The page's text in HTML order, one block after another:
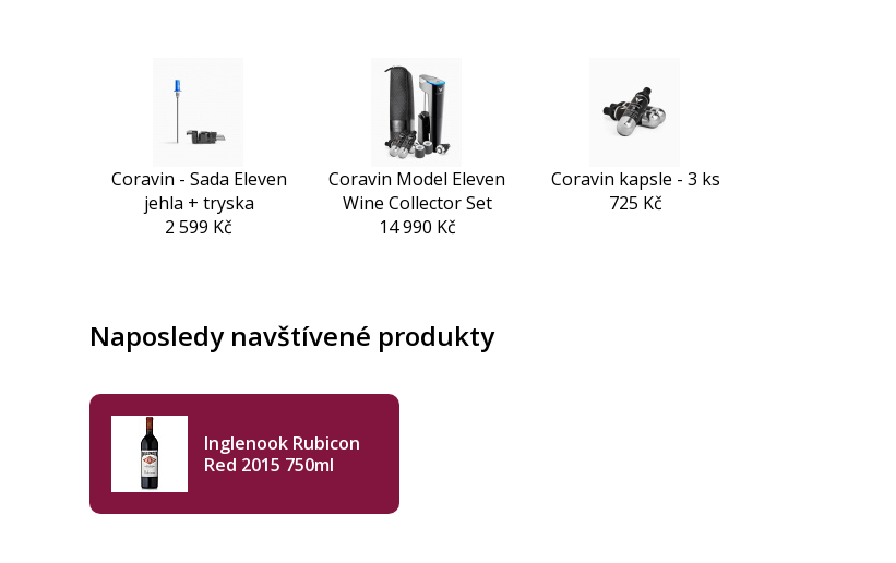
Coravin - Sada Eleven
jehla + tryska
2 599 Kč
Coravin Model Eleven
Wine Collector Set
14 990 Kč
Coravin kapsle - 3 ks
725 Kč
Naposledy navštívené produkty
Inglenook Rubicon
Red 2015 750ml